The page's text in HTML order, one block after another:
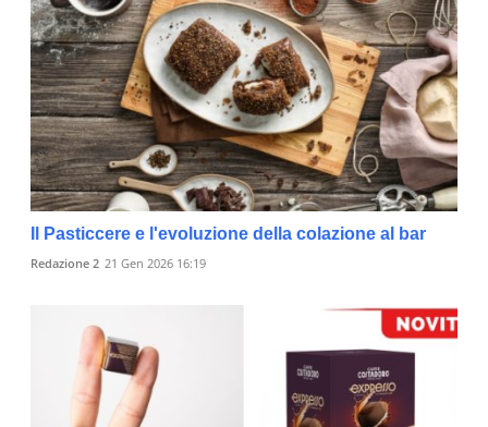
Il Pasticcere e l'evoluzione della colazione al bar
Redazione 2 21 Gen 2026 16:19